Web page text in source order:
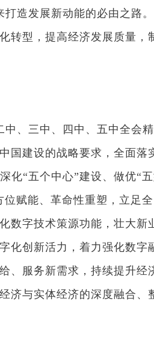
发展新动能的必由之路。
转型，提高经济发展质量，
三中、四中、五中全会精
国建设的战略要求，全面
化“五个中心”建设、做优“
赋能、革命性重塑，立足
数字技术策源功能，壮大
化创新活力，着力强化数
、服务新需求，持续提升
济与实体经济的深度融合、